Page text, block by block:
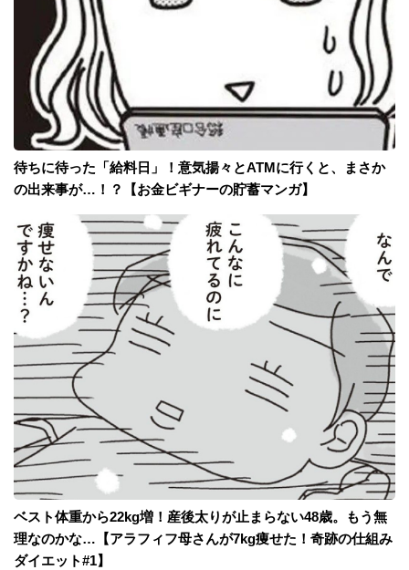
待ちに待った「給料日」！意気揚々とATMに行くと、まさか
の出来事が…！？【お金ビギナーの貯蓄マンガ】
ベスト体重から22kg増！産後太りが止まらない48歳。もう無
理なのかな…【アラフィフ母さんが7kg痩せた！奇跡の仕組み
ダイエット#1】